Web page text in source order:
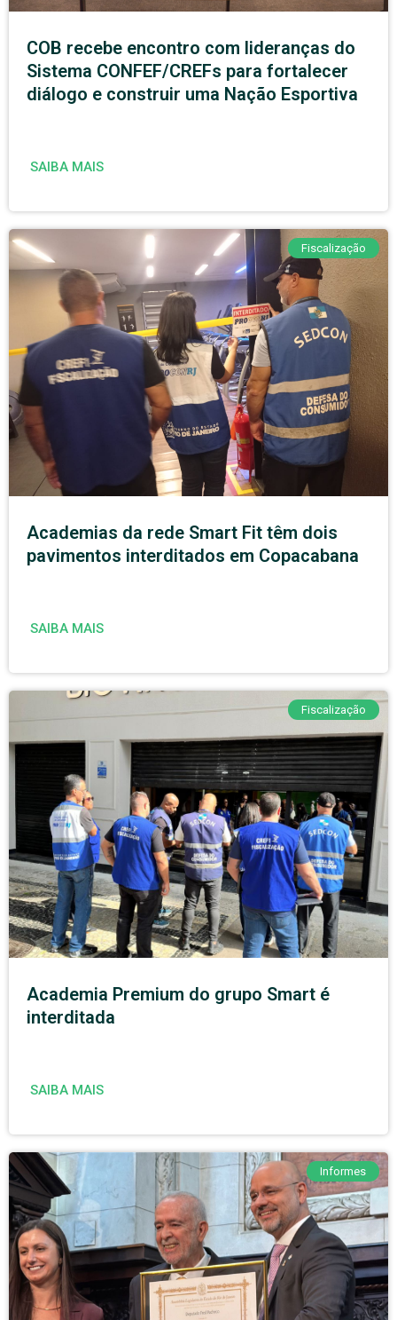
COB recebe encontro com lideranças do
Sistema CONFEF/CREFs para fortalecer
diálogo e construir uma Nação Esportiva
SAIBA MAIS
Fiscalização
Academias da rede Smart Fit têm dois
pavimentos interditados em Copacabana
SAIBA MAIS
Fiscalização
Academia Premium do grupo Smart é
interditada
SAIBA MAIS
Informes